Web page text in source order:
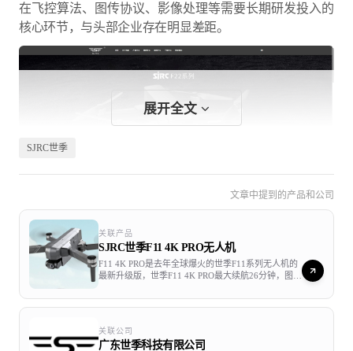
在飞控算法、图传协议、影像处理等需要长期研发投入的
核心环节，与头部企业存在明显差距。
监管抽查暴露的行业共性问题
产品质量是消费级无人机中小企业需要正视的一个问题。
2024年，山东省市场监管局发布的无人机产品质量省级监
督抽查结果中，广东世季科技有限公司的SJR/C品牌产品被
列入不合格批次。该次抽查共检测10批次无人机产品，其
中6批次不合格，依据的标准是2023年发布的GB
展开全文
SJRC世季
文章中提到的产品和公司
关联产品
SJRC世季F11 4K PRO无人机
F11 4K PRO是去年全球爆火的世季F11系列无人机的
最新升级版，世季F11 4K PRO最大续航26分钟，图传
防抖云台，并内置EIS电子增稳系统，支持4K视频拍
摄，是一款优质的航拍入门机型。
关联公司
广东世季科技有限公司